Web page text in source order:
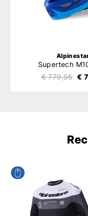
Supertech
€ 779,95 €